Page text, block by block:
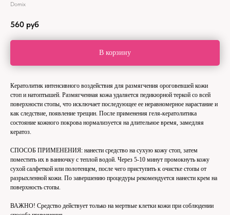
Domix
560 руб
В корзину
Кератолитик интенсивного воздействия для размягчения ороговевшей кожи
стоп и натоптышей. Размягченная кожа удаляется педикюрной теркой со всей
поверхности стопы, что исключает последующее ее неравномерное нарастание и
как следствие, появление трещин. После применения геля-кератолитика
состояние кожного покрова нормализуется на длительное время, замедляя
кератоз.
СПОСОБ ПРИМЕНЕНИЯ: нанести средство на сухую кожу стоп, затем
поместить их в ванночку с теплой водой. Через 5-10 минут промокнуть кожу
сухой салфеткой или полотенцем, после чего приступить к очистке стопы от
разрыхленной кожи. По завершению процедуры рекомендуется нанести крем на
поверхность стопы.
ВАЖНО! Средство действует только на мертвые клетки кожи при соблюдении